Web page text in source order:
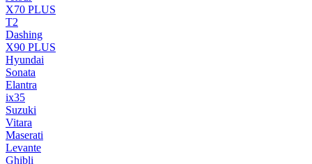
X70 PLUS
T2
Dashing
X90 PLUS
Hyundai
Sonata
Elantra
ix35
Suzuki
Vitara
Maserati
Levante
Ghibli